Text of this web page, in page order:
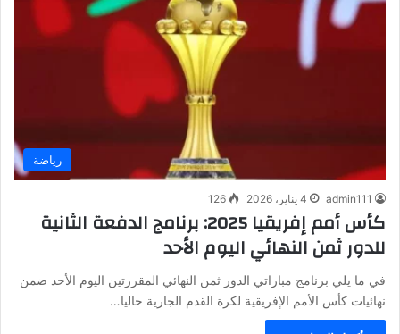
رياضة
admin111 4 يناير، 2026 126
كأس أمم إفريقيا 2025: برنامج الدفعة الثانية
للدور ثمن النهائي اليوم الأحد
في ما يلي برنامج مباراتي الدور ثمن النهائي المقررتين اليوم الأحد ضمن
نهائيات كأس الأمم الإفريقية لكرة القدم الجارية حاليا…